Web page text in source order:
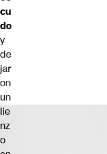
cu
do
y
de
jar
on
un
lie
nz
o